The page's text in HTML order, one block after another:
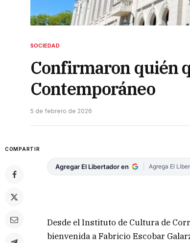
SOCIEDAD
Confirmaron quién
Contemporáneo
5 de febrero de 2026
COMPARTIR
Agregar El Libertador en Agrega El
Desde el Instituto de Cultura de
bienvenida a Fabricio Escobar